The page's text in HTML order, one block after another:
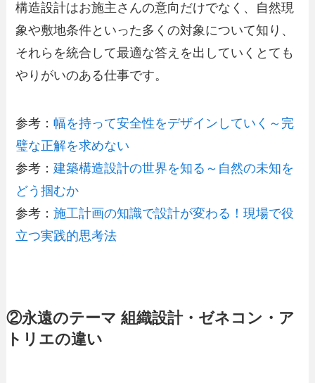
構造設計はお施主さんの意向だけでなく、自然現
象や敷地条件といった多くの対象について知り、
それらを統合して最適な答えを出していくとても
やりがいのある仕事です。
参考：幅を持って安全性をデザインしていく～完
璧な正解を求めない
参考：建築構造設計の世界を知る～自然の未知を
どう掴むか
参考：施工計画の知識で設計が変わる！現場で役
立つ実践的思考法
②永遠のテーマ 組織設計・ゼネコン・ア
トリエの違い